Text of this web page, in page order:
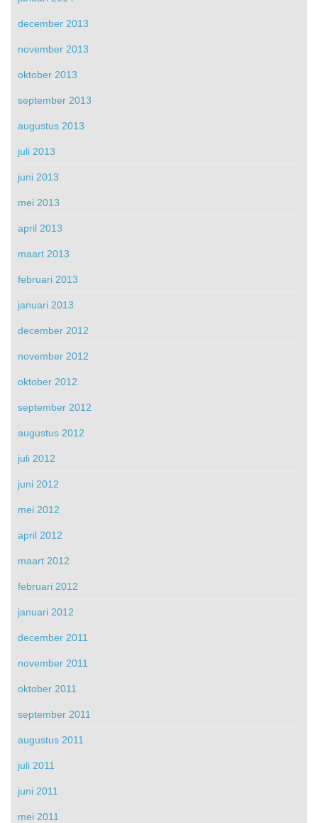
december 2013
november 2013
oktober 2013
september 2013
augustus 2013
juli 2013
juni 2013
mei 2013
april 2013
maart 2013
februari 2013
januari 2013
december 2012
november 2012
oktober 2012
september 2012
augustus 2012
juli 2012
juni 2012
mei 2012
april 2012
maart 2012
februari 2012
januari 2012
december 2011
november 2011
oktober 2011
september 2011
augustus 2011
juli 2011
juni 2011
mei 2011